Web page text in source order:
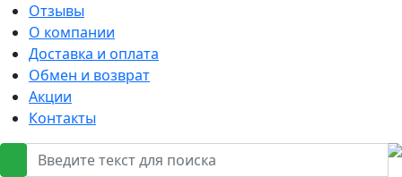
Отзывы
О компании
Доставка и оплата
Обмен и возврат
Акции
Контакты